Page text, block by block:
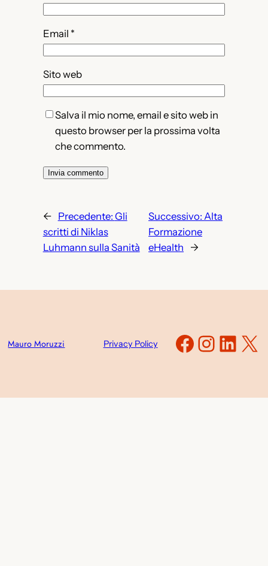
Email *
Sito web
Salva il mio nome, email e sito web in
questo browser per la prossima volta
che commento.
← Precedente: Gli
scritti di Niklas
Luhmann sulla Sanità
Successivo: Alta
Formazione
eHealth
→
Mauro Moruzzi Privacy Policy X